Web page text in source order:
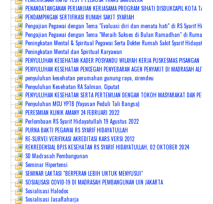
PENANDATANGANAN PERJANJIAN KERJASAMA PROGRAM SIHATI DISDUKCAPIL KOTA TANGSEL
PENDAMPINGAN SERTIFIKASI RUMAH SAKIT SYARIAH
Pengajian Pegawai dengan Tema "Evaluasi diri dan menata hati" di RS Syarif
Pengajian Pegawai dengan Tema "Meraih Sukses di Bulan Ramadhan" di Rumah
Peningkatan Mental & Spiritual Pegawai Serta Dokter Rumah Sakit Syarif Hidayatullah
Peningkatan Mental dan Spiritual Karyawan
PENYULUHAN KESEHATAN KADER POSYANDU WILAYAH KERJA PUSKESMAS PISANGAN
PENYULUHAN KESEHATAN PENCEGAH PENYEBARAN AGEN PENYAKIT DI MADRASAH ALIYAH
penyuluhan kesehatan perumahan gunung raya, cirendeu
Penyuluhan Kesehatan RA Salman, Ciputat
PENYULUHAN KESEHATAN SERTA PERTEMUAN DENGAN TOKOH MASYARAKAT DAN
Penyuluhan MCU YPTB (Yayasan Peduli Tali Bangsa)
PERESMIAN KLINIK AMANY 24 FEBRUARI 2022
Perlombaan RS Syarif Hidayatullah 19 Agustus 2022
PURNA BAKTI PEGAWAI RS SYARIF HIDAYATULLAH
RE-SURVEI VERIFIKASI AKREDITASI KARS VERSI 2012
REKREDENSIAL BPJS KESEHATAN RS SYARIF HIDAYATULLAH, 02 OKTOBER 2024
SD Madrasah Pembangunan
Seminar Hipertensi
SEMINAR LAKTASI "BERPERAN LEBIH UNTUK MENYUSUI"
SOSIALISASI COVID-19 DI MADRASAH PEMBANGUNAN UIN JAKARTA
Sosialisasi Halodoc
Sosialisasi JasaRaharja